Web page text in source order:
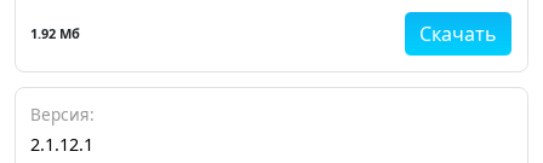
Скачать
1.92 Мб
Версия:
2.1.12.1